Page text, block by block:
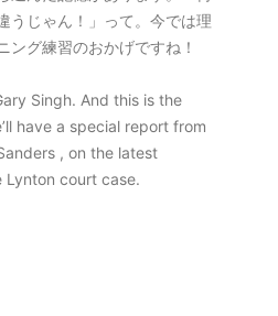
うじゃん！」って。今では理
ング練習のおかげですね！
Singh. And this is the
have a special report from
, on the latest
Lynton court case.